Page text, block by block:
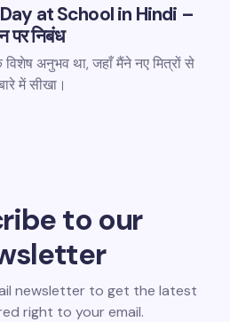
at School in Hindi –
पर निबंध
विशेष अनुभव था, जहाँ मैंने नए मित्रों से
में सीखा।
to our
newsletter to get the latest
right to your email.